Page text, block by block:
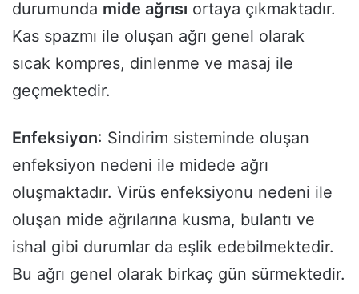
durumunda mide ağrısı ortaya çıkmaktadır.
Kas spazmı ile oluşan ağrı genel olarak
sıcak kompres, dinlenme ve masaj ile
geçmektedir.
Enfeksiyon: Sindirim sisteminde oluşan
enfeksiyon nedeni ile midede ağrı
oluşmaktadır. Virüs enfeksiyonu nedeni ile
oluşan mide ağrılarına kusma, bulantı ve
ishal gibi durumlar da eşlik edebilmektedir.
Bu ağrı genel olarak birkaç gün sürmektedir.